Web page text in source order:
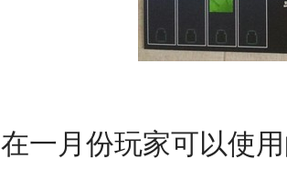
在一月份玩家可以使